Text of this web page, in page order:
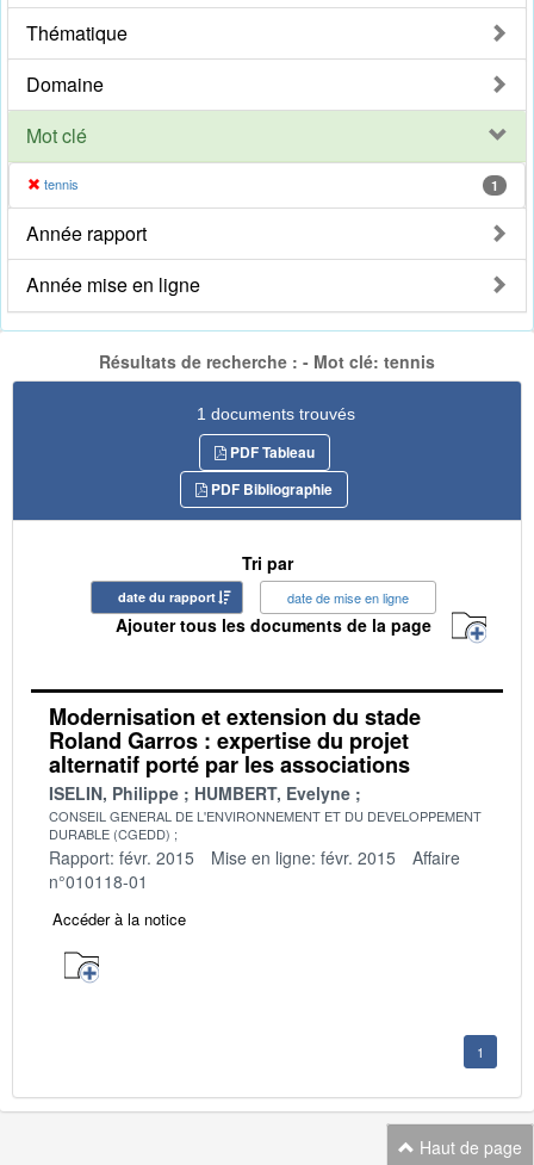
Thématique
Domaine
Mot clé
tennis 1
Année rapport
Année mise en ligne
Résultats de recherche : - Mot clé: tennis
1 documents trouvés
PDF Tableau
PDF Bibliographie
Tri par
date du rapport date de mise en ligne
Ajouter tous les documents de la page
Modernisation et extension du stade
Roland Garros : expertise du projet
alternatif porté par les associations
ISELIN, Philippe HUMBERT, Evelyne
CONSEIL GENERAL DE L'ENVIRONNEMENT ET DU DEVELOPPEMENT
DURABLE (CGEDD)
Rapport: févr. 2015 Mise en ligne: févr. 2015
Affaire
n°010118-01
Accéder à la notice
1
Haut de page